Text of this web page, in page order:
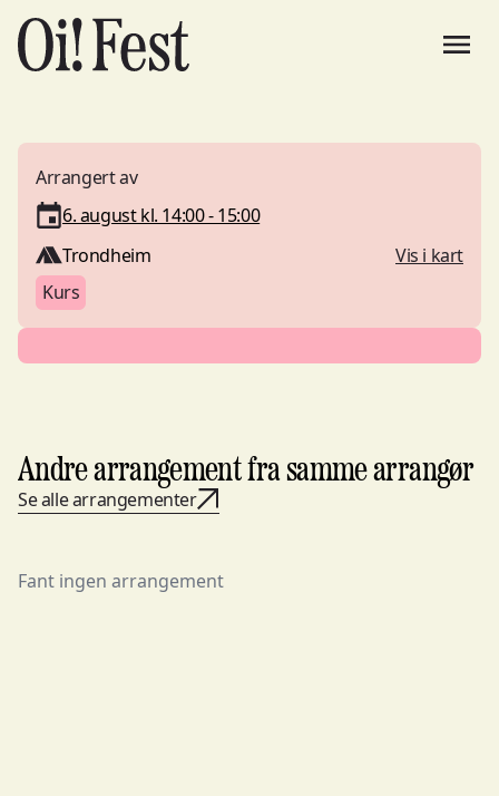
Arrangert av
6. august kl. 14:00 - 15:00
Trondheim
Vis i kart
Kurs
Andre arrangement fra samme arrangør
Se alle arrangementer
Fant ingen arrangement